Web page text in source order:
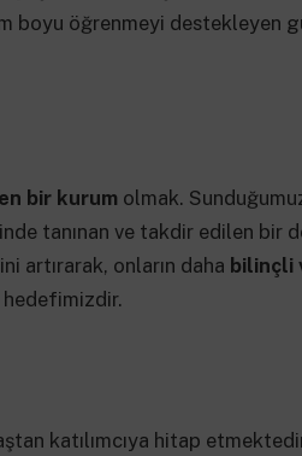
boyu öğrenmeyi destekleyen
bir kurum olmak.
tanınan ve takdir edilen bir
artırarak, onların daha bilinçli
katılımcıya hitap